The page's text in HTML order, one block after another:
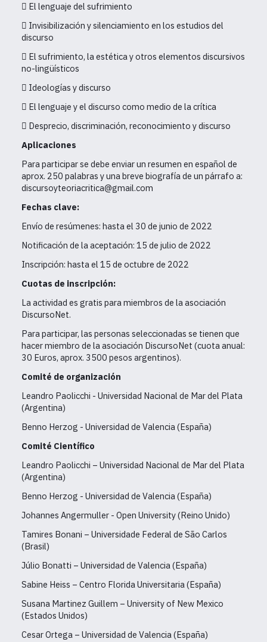
 El lenguaje del sufrimiento
 Invisibilización y silenciamiento en los estudios del
discurso
 El sufrimiento, la estética y otros elementos discursivos
no-lingüísticos
 Ideologías y discurso
 El lenguaje y el discurso como medio de la crítica
 Desprecio, discriminación, reconocimiento y discurso
Aplicaciones
Para participar se debe enviar un resumen en español de
aprox. 250 palabras y una breve biografía de un párrafo a:
discursoyteoriacritica@gmail.com
Fechas clave:
Envío de resúmenes: hasta el 30 de junio de 2022
Notificación de la aceptación: 15 de julio de 2022
Inscripción: hasta el 15 de octubre de 2022
Cuotas de inscripción:
La actividad es gratis para miembros de la asociación
DiscursoNet.
Para participar, las personas seleccionadas se tienen que
hacer miembro de la asociación DiscursoNet (cuota anual:
30 Euros, aprox. 3500 pesos argentinos).
Comité de organización
Leandro Paolicchi - Universidad Nacional de Mar del Plata
(Argentina)
Benno Herzog - Universidad de Valencia (España)
Comité Científico
Leandro Paolicchi – Universidad Nacional de Mar del Plata
(Argentina)
Benno Herzog - Universidad de Valencia (España)
Johannes Angermuller - Open University (Reino Unido)
Tamires Bonani – Universidade Federal de São Carlos
(Brasil)
Júlio Bonatti – Universidad de Valencia (España)
Sabine Heiss – Centro Florida Universitaria (España)
Susana Martinez Guillem – University of New Mexico
(Estados Unidos)
Cesar Ortega – Universidad de Valencia (España)